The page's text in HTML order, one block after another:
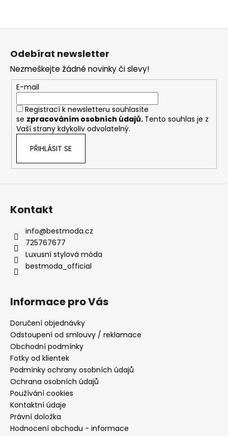
Odebírat newsletter
Nezmeškejte žádné novinky či slevy!
E-mail
Registrací k newsletteru souhlasíte
se zpracováním osobních údajů. Tento souhlas je z
Vaší strany kdykoliv odvolatelný.
PŘIHLÁSIT SE
Kontakt
info@bestmoda.cz
725767677
Luxusní stylová móda
bestmoda_official
Informace pro Vás
Doručení objednávky
Odstoupení od smlouvy / reklamace
Obchodní podmínky
Fotky od klientek
Podmínky ochrany osobních údajů
Ochrana osobních údajů
Používání cookies
Kontaktní údaje
Právní doložka
Hodnocení obchodu - informace